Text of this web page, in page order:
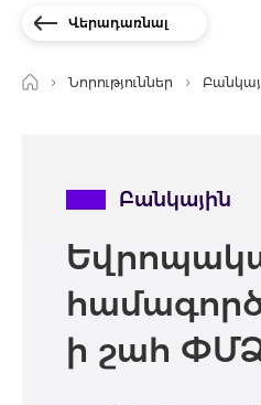
Վերադառնալ
Նորություններ
Բանկային
ի շահ